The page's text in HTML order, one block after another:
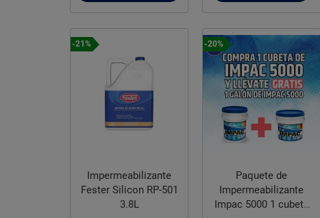
-21%
Impermeabilizante
Fester Silicon RP-501
3.8L
-20%
Paquete de
Impermeabilizante
Impac 5000 1 cubeta